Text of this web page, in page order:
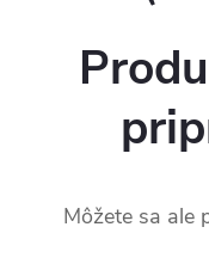
Môžete sa ale